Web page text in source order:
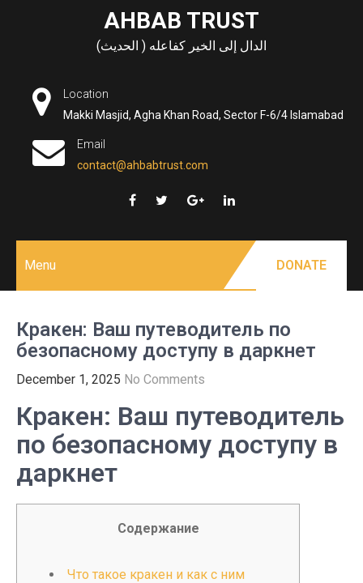
AHBAB TRUST
الدال إلى الخير كفاعله ( الحديث)
Location
Makki Masjid, Agha Khan Road, Sector F-6/4 Islamabad
Email
contact@ahbabtrust.com
Menu DONATE
Кракен: Ваш путеводитель по
безопасному доступу в даркнет
December 1, 2025 No Comments
Кракен: Ваш путеводитель
по безопасному доступу в
даркнет
Содержание
Что такое кракен и как с ним